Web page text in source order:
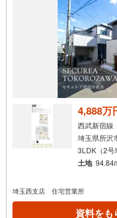
4,888万
西武新宿線
埼玉県所沢
3LDK（2号
土地
埼玉西支店 住宅営業所
資料をも